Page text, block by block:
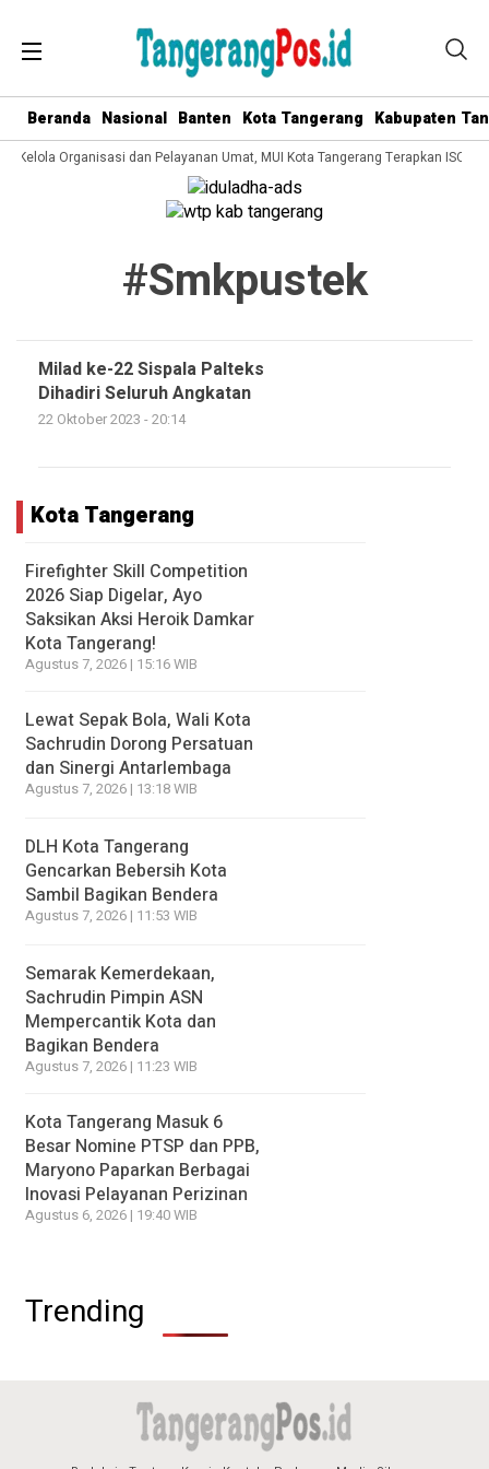
Beranda Nasional Banten Kota Tangerang Kabupaten
Kelola Organisasi dan Pelayanan Umat, MUI Kota Tangerang Terapkan ISO
#smkpustek
Milad ke-22 Sispala Palteks
Dihadiri Seluruh Angkatan
22 Oktober 2023 - 20:14
Kota Tangerang
Firefighter Skill Competition
2026 Siap Digelar, Ayo
Saksikan Aksi Heroik Damkar
Kota Tangerang!
Agustus 7, 2026 | 15:16 WIB
Lewat Sepak Bola, Wali Kota
Sachrudin Dorong Persatuan
dan Sinergi Antarlembaga
Agustus 7, 2026 | 13:18 WIB
DLH Kota Tangerang
Gencarkan Bebersih Kota
Sambil Bagikan Bendera
Agustus 7, 2026 | 11:53 WIB
Semarak Kemerdekaan,
Sachrudin Pimpin ASN
Mempercantik Kota dan
Bagikan Bendera
Agustus 7, 2026 | 11:23 WIB
Kota Tangerang Masuk 6
Besar Nomine PTSP dan PPB,
Maryono Paparkan Berbagai
Inovasi Pelayanan Perizinan
Agustus 6, 2026 | 19:40 WIB
Trending